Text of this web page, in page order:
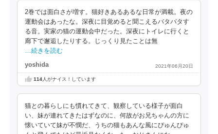
2巻では面白さが増す。猫好きあるあるな日常が満載。夜の
運動会はあったな。深夜に目覚めると聞こえるバタバタす
る音。実家の猫の運動会中だった。深夜にトイレに行くと
廊下で邂逅したりする。じっくり見たことは無
…続きを読む
yoshida 2021年06月20日
114人がナイス！しています
猫との暮らしにも慣れてきて、観察している様子が面白
い、妹が連れてきたはずなのに、何故がお兄ちゃんの方に
懐いていて妹が不憫だ、うちの猫もあんな風にぴゅんぴゅ